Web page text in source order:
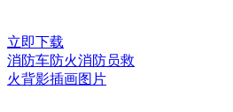
立即下载
消防车防火消防员救
火背影插画图片